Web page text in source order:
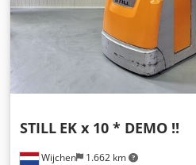
Wijchen 1.662 km
STILL EK x 10 * DEMO !!